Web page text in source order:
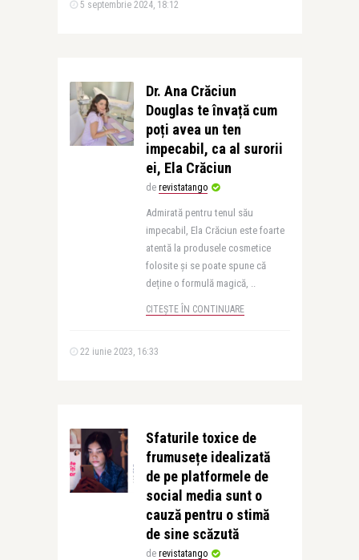
5 septembrie 2024, 18:12
Dr. Ana Crăciun
Douglas te învață cum
poți avea un ten
impecabil, ca al surorii
ei, Ela Crăciun
de revistatango
Admirată pentru tenul său
impecabil, Ela Crăciun este foarte
atentă la produsele cosmetice
folosite și se poate spune că
deține o formulă magică, ..
CITEȘTE ÎN CONTINUARE
22 iunie 2023, 16:33
Sfaturile toxice de
frumusețe idealizată
de pe platformele de
social media sunt o
cauză pentru o stimă
de sine scăzută
de revistatango